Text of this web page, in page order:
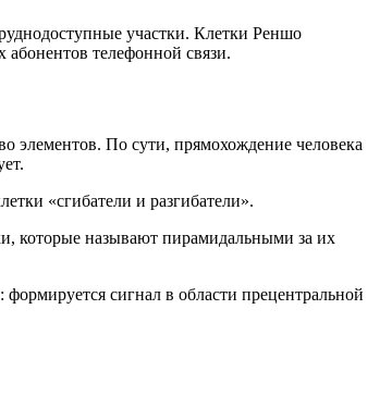
участки. Клетки Реншо
телефонной связи.
элементов. По сути, прямохождение человека
«сгибатели и разгибатели».
которые называют пирамидальными за их
сигнал в области прецентральной